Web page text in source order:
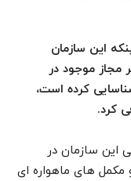
این سازمان
مجاز موجود در
کرده است،
کرد.
این سازمان در
مکمل های ماهواره ای